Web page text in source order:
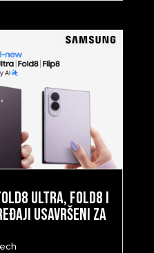
Ultra, Fold8 i
usavršeni za